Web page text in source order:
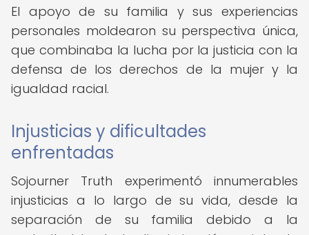
El apoyo de su familia y sus experiencias
personales moldearon su perspectiva única,
que combinaba la lucha por la justicia con la
defensa de los derechos de la mujer y la
igualdad racial.
Injusticias y dificultades
enfrentadas
Sojourner Truth experimentó innumerables
injusticias a lo largo de su vida, desde la
separación de su familia debido a la